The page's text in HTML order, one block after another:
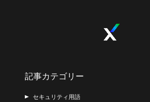
記事カテゴリー
セキュリティ用語